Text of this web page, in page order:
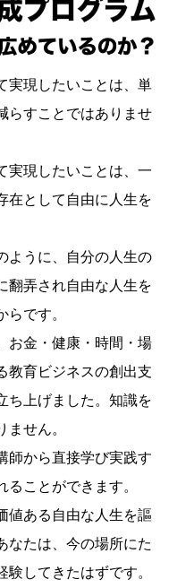
実現したいことは、単
らすことではありませ
実現したいことは、一
在として自由に人生を
ように、自分の人生の
翻弄され自由な人生を
です。
お金・健康・時間・場
教育ビジネスの創出支
ち上げました。知識を
せん。
師から直接学び実践す
ことができます。
値ある自由な人生を謳
なたは、今の場所にた
してきたはずです。